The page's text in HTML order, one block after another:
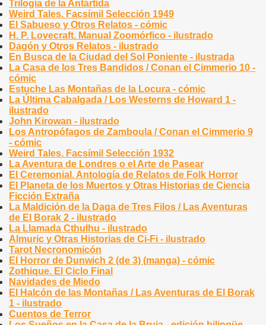
Trilogía de la Antártida
Weird Tales. Facsímil Selección 1949
El Sabueso y Otros Relatos - cómic
H. P. Lovecraft. Manual Zoomórfico - ilustrado
Dagón y Otros Relatos - ilustrado
En Busca de la Ciudad del Sol Poniente - ilustrada
La Casa de los Tres Bandidos / Conan el Cimmerio 10 -
cómic
Estuche Las Montañas de la Locura - cómic
La Última Cabalgada / Los Westerns de Howard 1 -
ilustrado
John Kirowan - ilustrado
Los Antropófagos de Zamboula / Conan el Cimmerio 9
- cómic
Weird Tales. Facsímil Selección 1932
La Aventura de Londres o el Arte de Pasear
El Ceremonial. Antología de Relatos de Folk Horror
El Planeta de los Muertos y Otras Historias de Ciencia
Ficción Extraña
La Maldición de la Daga de Tres Filos / Las Aventuras
de El Borak 2 - ilustrado
La Llamada Cthulhu - ilustrado
Almuric y Otras Historias de Ci-Fi - ilustrado
Tarot Necronomicón
El Horror de Dunwich 2 (de 3) (manga) - cómic
Zothique. El Ciclo Final
Navidades de Miedo
El Halcón de las Montañas / Las Aventuras de El Borak
1 - ilustrado
Cuentos de Terror